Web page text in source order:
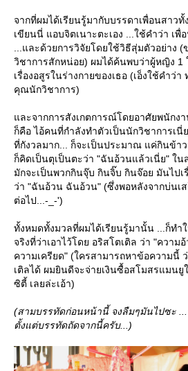
จากที่ผมได้เรียนรู้มากับบรรดาเพื่อนสาว
เขียนนี่ แอบจิตเนาะตะเอง ...ใช้คำว่า เ
...และด้วยการวิจัยโดยใช้วิธีสุ่มตัวอย่าง
วิชาการสักหน่อย) ผมได้ค้นพบว่าผู้หญิง 1
เรื่องอสูรในร่างกายของเธอ (เอ็งใช้คำว่
คุณนักวิชาการ)
ละจากการสังเกตการณ์โดยอาศัยพนักง
ก็คือ ไอ้คนที่กำลังทำตัวเป็นนักวิชาการเ
ที่กังวลมาก... ก็จะเป็นประมาณ แค่กินข้า
ก็คิดเป็นตุเป็นตะว่า "ฉันอ้วนแล้วเนี่ย" ใ
มักจะเป็นพวกกินจุ๊บ กินจิ๊บ กินจ๊อย มันไปเ
ว่า "ฉันอ้วน ฉันอ้วน" (ซึ่งพอหลังจากบ่นเ
ต่อไป...-_-')
ทั้งหมดทั้งมวลที่ผมได้เรียนรู้มานั้น ...ก็ทำ
จริงที่ว่าเอาไว้โดย อริสโตเติล ว่า "ความ
ความเครียด" (ใครสามารถหาข้อความนี้
เติลได้ ผมยินดีจะจ่ายเงินซื้อสโมสรแมน
ซิตี้ เลยล่ะเอ้า)
(สามบรรทัดก่อนหน้านี้ จงลืมๆมันไปซะ
ตั้งแต่บรรทัดถัดจากนี้ครับ...)